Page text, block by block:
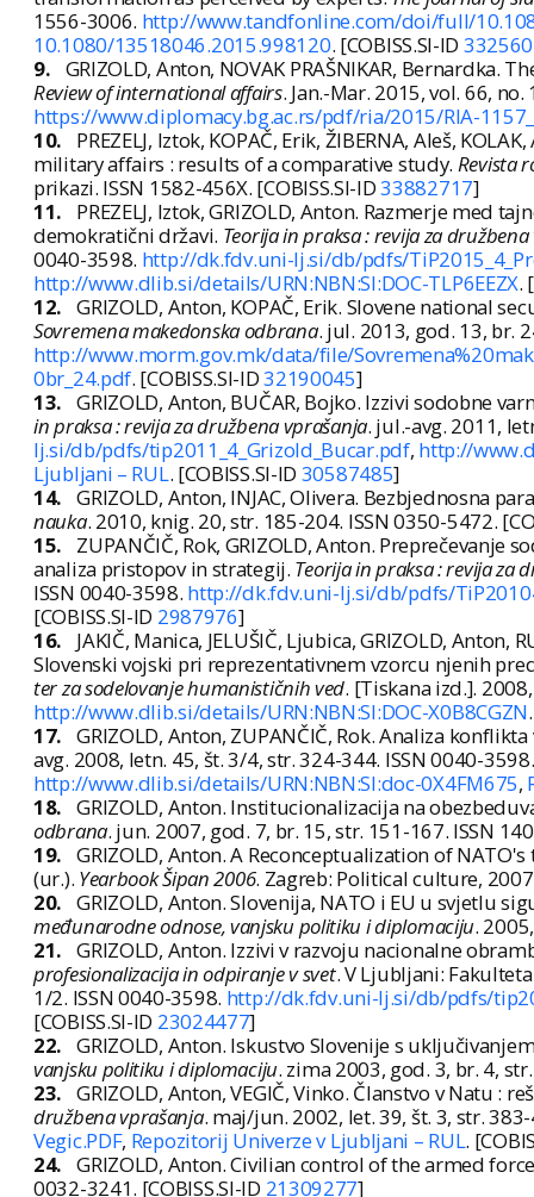
1556-3006. http://www.tandfonline.com/doi/full/
10.1080/13518046.2015.998120. [COBISS.SI-ID
9. GRIZOLD, Anton, NOVAK PRAŠNIKAR, Bernardka.
Review of international affairs. Jan.-Mar. 2015, vol. 66,
https://www.diplomacy.bg.ac.rs/pdf/ria/2015/RIA-
10.
PREZELJ, Iztok, KOPAČ, Erik, ŽIBERNA, Aleš,
military affairs : results of a comparative study. Revista
prikazi. ISSN 1582-456X. [COBISS.SI-ID33882717]
11.
PREZELJ, Iztok, GRIZOLD, Anton. Razmerje med
demokratični državi. Teorija in praksa : revija za
0040-3598. http://dk.fdv.uni-lj.si/db/pdfs/
http://www.dlib.si/details/URN:NBN:SI:DOC-TLP6EEZX.
12. GRIZOLD, Anton, KOPAČ, Erik. Slovene national
Sovremena makedonska odbrana. jul. 2013, god. 13, br.
http://www.morm.gov.mk/data/file/
0br_24.pdf. [COBISS.SI-ID32190045]
13. GRIZOLD, Anton, BUČAR, Bojko. Izzivi sodobne
in praksa : revija za družbena vprašanja. jul.-avg. 2011,
lj.si/db/pdfs/tip2011_4_Grizold_Bucar.pdf, http://
Ljubljani – RUL. [COBISS.SI-ID 30587485]
14. GRIZOLD, Anton, INJAC, Olivera. Bezbjednosna
nauka. 2010, knig. 20, str. 185-204. ISSN 0350-5472.
15.
ZUPANČIČ, Rok, GRIZOLD, Anton.
analiza pristopov in strategij. Teorija in praksa : revija za
ISSN 0040-3598. http://dk.fdv.uni-lj.si/db/pdfs/
[COBISS.SI-ID 2987976]
16.
JAKIČ, Manica, JELUŠIČ, Ljubica, GRIZOLD,
Slovenski vojski pri reprezentativnem vzorcu njenih
ter za sodelovanje humanističnih ved. [Tiskana izd.].
http://www.dlib.si/details/URN:NBN:SI:DOC-X0B8CGZN
17. GRIZOLD, Anton, ZUPANČIČ, Rok. Analiza
avg. 2008, letn. 45, št. 3/4, str. 324-344. ISSN 0040-
http://www.dlib.si/details/URN:NBN:SI:doc-0X4FM675,
18. GRIZOLD, Anton. Institucionalizacija na
odbrana. jun. 2007, god. 7, br. 15, str. 151-167. ISSN
19. GRIZOLD, Anton. A Reconceptualization of
(ur.). Yearbook Šipan 2006. Zagreb: Political culture,
20. GRIZOLD, Anton. Slovenija, NATO i EU u svjetlu
međunarodne odnose, vanjsku politiku i diplomaciju.
21. GRIZOLD, Anton. Izzivi v razvoju nacionalne
profesionalizacija in odpiranje v svet. V Ljubljani:
1/2. ISSN 0040-3598. http://dk.fdv.uni-lj.si/db/pdfs/
[COBISS.SI-ID 23024477]
22. GRIZOLD, Anton. Iskustvo Slovenije s
vanjsku politiku i diplomaciju. zima 2003, god. 3, br. 4,
23. GRIZOLD, Anton, VEGIČ, Vinko. Članstvo v Natu :
družbena vprašanja. maj/jun. 2002, let. 39, št. 3, str.
Vegic.PDF, Repozitorij Univerze v Ljubljani – RUL.
24. GRIZOLD, Anton. Civilian control of the armed
0032-3241. [COBISS.SI-ID 21309277]